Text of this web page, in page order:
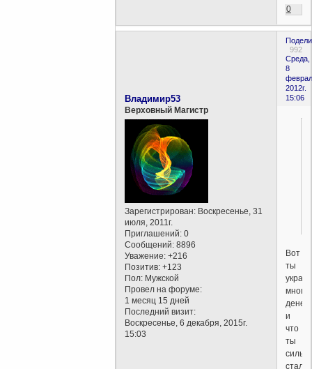
0
992
Среда,
8
2012г.
15:06
Владимир53
Верховный Магистр
Зарегистрирован: Воскресенье, 31
июля, 2011г.
Приглашений: 0
Сообщений: 8896
Уважение: +216
Позитив: +123
Пол: Мужской
Провел на форуме:
1 месяц 15 дней
Последний визит:
Воскресенье, 6 декабря, 2015г.
15:03
Вот
ты
украл
много
денег
и
что
ты
стал?